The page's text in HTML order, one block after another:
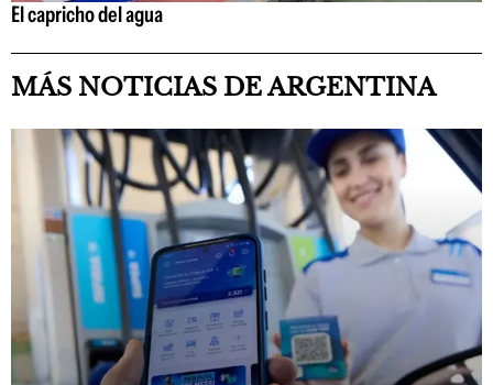
El capricho del agua
MÁS NOTICIAS DE ARGENTINA